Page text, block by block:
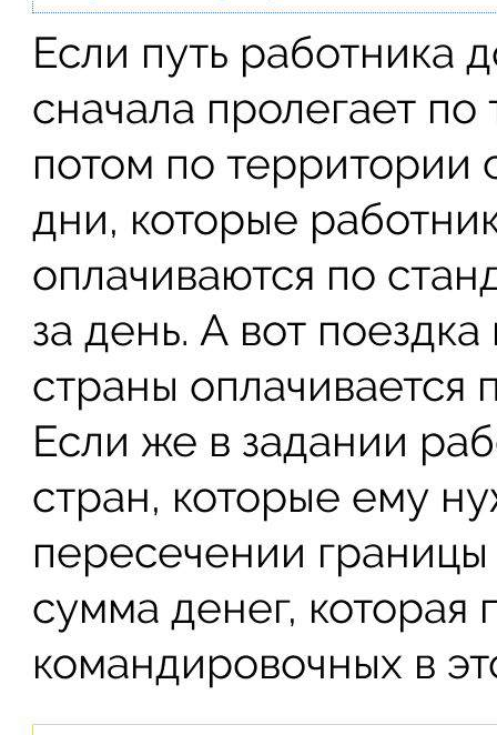
Если путь работника
сначала пролегает
потом по территории
дни, которые
оплачиваются по
за день. А вот
страны оплачивается
Если же в задании
стран, которые ему
пересечении границы
сумма денег, которая
командировочных в